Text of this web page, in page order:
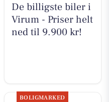
De billigste biler i
Virum - Priser helt
ned til 9.900 kr!
BOLIGMARKED